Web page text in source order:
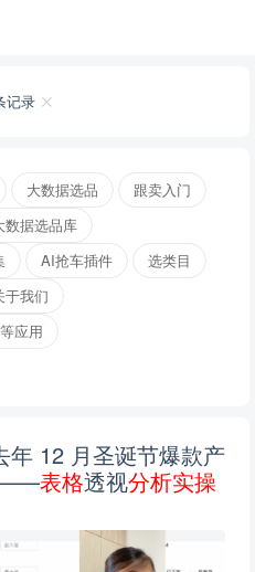
记录
大数据选品
跟卖入门
数据选品库
AI抢车插件
选类目
于我们
应用
年 12 月圣诞节爆款产
——表格透视分析实操